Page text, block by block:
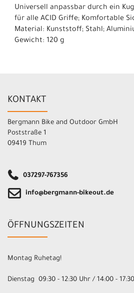
Universell anpassbar durch ein
für alle ACID Griffe; Komfortable
Material: Kunststoff; Stahl;
Gewicht: 120 g
KONTAKT
Bergmann Bike and Outdoor GmbH
Poststraße 1
09419 Thum
037297-767356
info@bergmann-bikeout.de
ÖFFNUNGSZEITEN
Montag Ruhetag!
Dienstag 09:30 - 12:30 Uhr / 14:00 -